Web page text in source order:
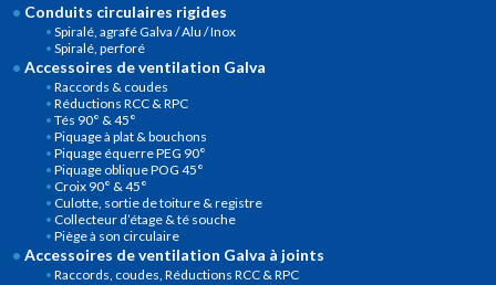
Conduits circulaires rigides
Spiralé, agrafé Galva / Alu / Inox
Spiralé, perforé
Accessoires de ventilation Galva
Raccords & coudes
Réductions RCC & RPC
Tés 90° & 45°
Piquage à plat & bouchons
Piquage équerre PEG 90°
Piquage oblique POG 45°
Croix 90° & 45°
Culotte, sortie de toiture & registre
Collecteur d’étage & té souche
Piège à son circulaire
Accessoires de ventilation Galva à joints
Raccords, coudes, Réductions RCC & RPC